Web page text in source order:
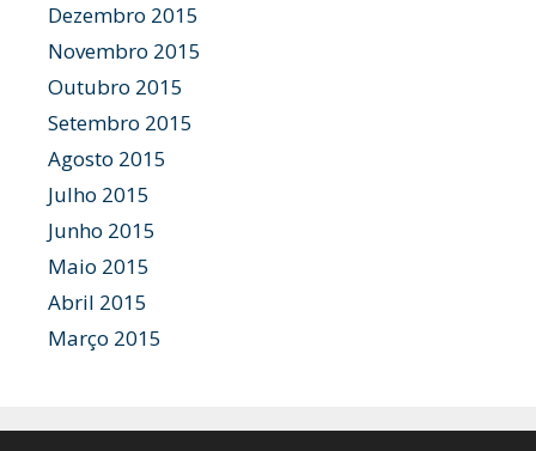
Dezembro 2015
Novembro 2015
Outubro 2015
Setembro 2015
Agosto 2015
Julho 2015
Junho 2015
Maio 2015
Abril 2015
Março 2015